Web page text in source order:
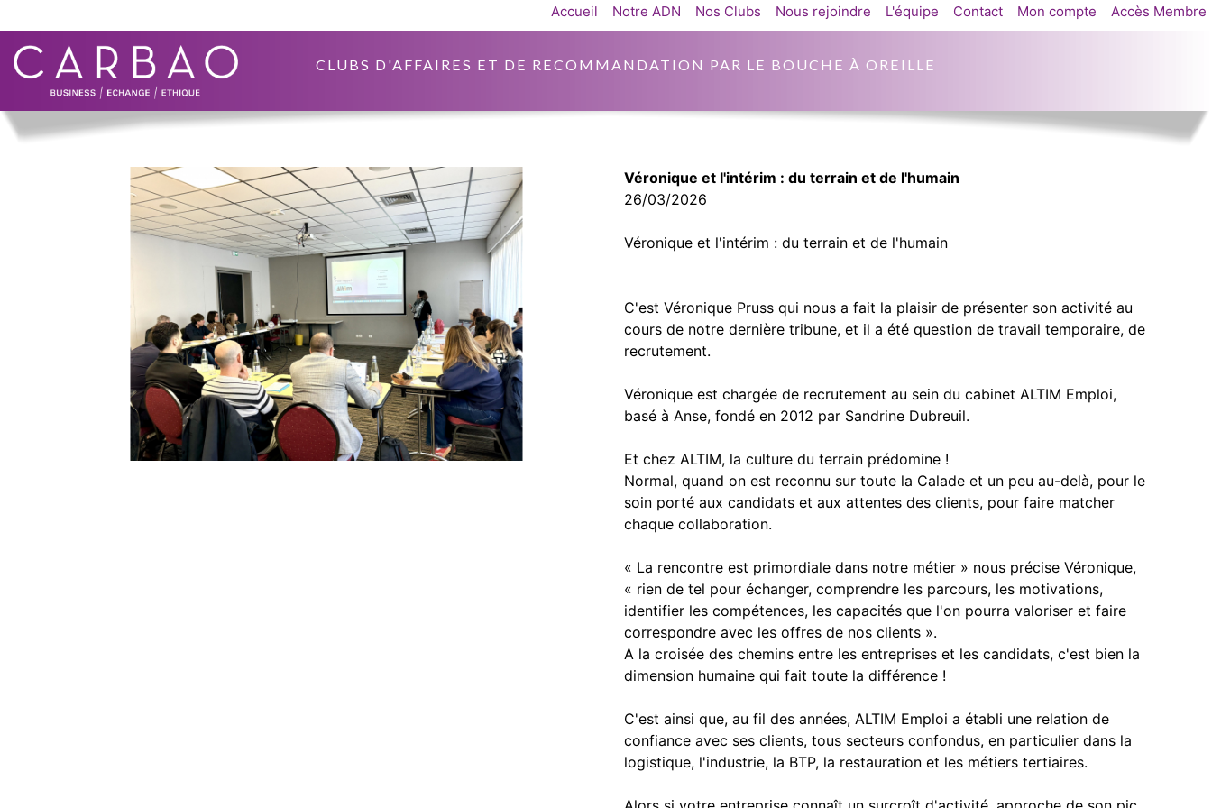
CLUBS D'AFFAIRES ET DE RECOMMANDATION PAR LE BOUCHE À OREILLE
Accueil Notre ADN Nos Clubs Nous rejoindre L'équipe Contact Mon compte Accès Membre
Véronique et l'intérim : du terrain et de l'humain
26/03/2026
Véronique et l'intérim : du terrain et de l'humain
C'est Véronique Pruss qui nous a fait la plaisir de présenter son activité au
cours de notre dernière tribune, et il a été question de travail temporaire, de
recrutement.
Véronique est chargée de recrutement au sein du cabinet ALTIM Emploi,
basé à Anse, fondé en 2012 par Sandrine Dubreuil.
Et chez ALTIM, la culture du terrain prédomine !
Normal, quand on est reconnu sur toute la Calade et un peu au-delà, pour le
soin porté aux candidats et aux attentes des clients, pour faire matcher
chaque collaboration.
« La rencontre est primordiale dans notre métier » nous précise Véronique,
« rien de tel pour échanger, comprendre les parcours, les motivations,
identifier les compétences, les capacités que l'on pourra valoriser et faire
correspondre avec les offres de nos clients ».
A la croisée des chemins entre les entreprises et les candidats, c'est bien la
dimension humaine qui fait toute la différence !
C'est ainsi que, au fil des années, ALTIM Emploi a établi une relation de
confiance avec ses clients, tous secteurs confondus, en particulier dans la
logistique, l'industrie, la BTP, la restauration et les métiers tertiaires.